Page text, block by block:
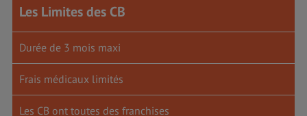
Les Limites des CB
Durée de 3 mois maxi
Frais médicaux limités
Les CB ont toutes des franchises